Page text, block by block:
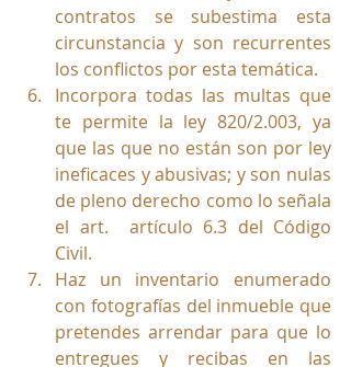
contratos se subestima esta
circunstancia y son recurrentes
los conflictos por esta temática.
Incorpora todas las multas que
te permite la ley 820/2.003, ya
que las que no están son por ley
ineficaces y abusivas; y son nulas
de pleno derecho como lo señala
el art.  artículo 6.3 del Código
Civil.
Haz un inventario enumerado
con fotografías del inmueble que
pretendes arrendar para que lo
entregues y recibas en las